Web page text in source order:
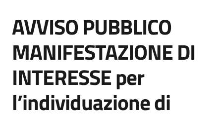
di
acquisto
Supporto
Piattaforme
Salta al contenuto
AVVISO PUBBLICO
MANIFESTAZIONE DI
INTERESSE per
l’individuazione di